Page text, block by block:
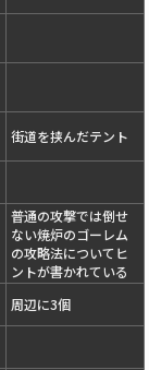
街道を挟んだテント
普通の攻撃では倒せ
ない焼炉のゴーレム
の攻略法についてヒ
ントが書かれている
周辺に3個